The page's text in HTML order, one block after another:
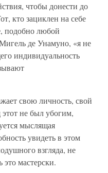
чтобы донести до
кто зациклен на себе
подобно любой
де Унамуно, «я не
индивидуальность
свою личность, свой
не был убогим,
мыслящая
увидеть в этом
взгляда, не
мастерски.